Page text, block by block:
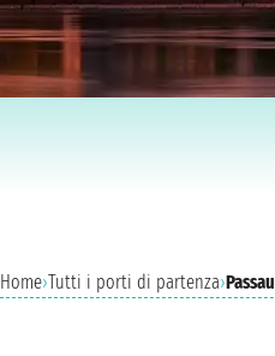
Home›Tutti i porti di partenza›Passau